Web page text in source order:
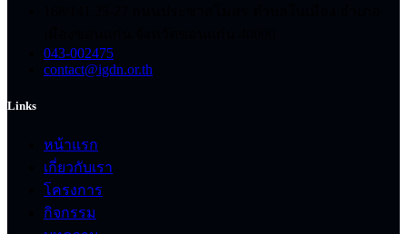
043-002475
contact@igdn.or.th
Links
หน้าแรก
เกี่ยวกับเรา
โครงการ
กิจกรรม